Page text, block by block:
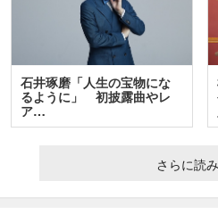
石井琢磨「人生の宝物にな
るように」 初披露曲やレ
ア…
さらに読